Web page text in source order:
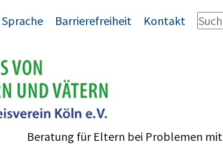
Barrierefreiheit Kontakt
Beratung für Eltern bei Problemen mit